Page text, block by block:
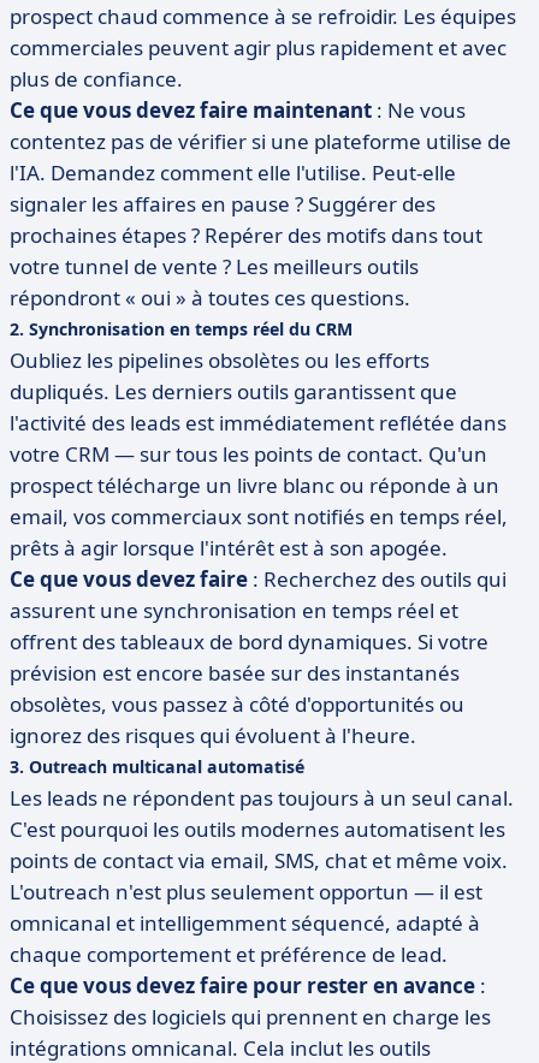
prospect chaud commence à se refroidir. Les équipes
commerciales peuvent agir plus rapidement et avec
plus de confiance.
Ce que vous devez faire maintenant : Ne vous
contentez pas de vérifier si une plateforme utilise de
l'IA. Demandez comment elle l'utilise. Peut-elle
signaler les affaires en pause ? Suggérer des
prochaines étapes ? Repérer des motifs dans tout
votre tunnel de vente ? Les meilleurs outils
répondront « oui » à toutes ces questions.
2. Synchronisation en temps réel du CRM
Oubliez les pipelines obsolètes ou les efforts
dupliqués. Les derniers outils garantissent que
l'activité des leads est immédiatement reflétée dans
votre CRM — sur tous les points de contact. Qu'un
prospect télécharge un livre blanc ou réponde à un
email, vos commerciaux sont notifiés en temps réel,
prêts à agir lorsque l'intérêt est à son apogée.
Ce que vous devez faire : Recherchez des outils qui
assurent une synchronisation en temps réel et
offrent des tableaux de bord dynamiques. Si votre
prévision est encore basée sur des instantanés
obsolètes, vous passez à côté d'opportunités ou
ignorez des risques qui évoluent à l'heure.
3. Outreach multicanal automatisé
Les leads ne répondent pas toujours à un seul canal.
C'est pourquoi les outils modernes automatisent les
points de contact via email, SMS, chat et même voix.
L'outreach n'est plus seulement opportun — il est
omnicanal et intelligemment séquencé, adapté à
chaque comportement et préférence de lead.
Ce que vous devez faire pour rester en avance :
Choisissez des logiciels qui prennent en charge les
intégrations omnicanal. Cela inclut les outils